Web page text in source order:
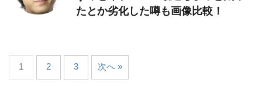
たとか劣化した噂も画像比較！
1 2 3 次へ »